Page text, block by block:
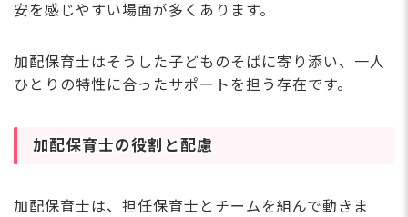
安を感じやすい場面が多くあります。
加配保育士はそうした子どものそばに寄り添い、一人
ひとりの特性に合ったサポートを担う存在です。
加配保育士の役割と配慮
加配保育士は、担任保育士とチームを組んで動きま